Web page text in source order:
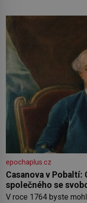
práce a hlavně klid.
epochaplus.cz
Casanova v Pobaltí:
společného se
V roce 1764 byste